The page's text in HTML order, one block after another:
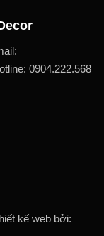
0904.222.568
kế web bởi: